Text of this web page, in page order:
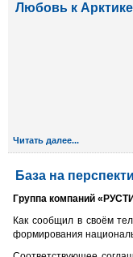
Любовь к
Читать далее...
База на
Группа компаний
Как сообщил в своём
формирования